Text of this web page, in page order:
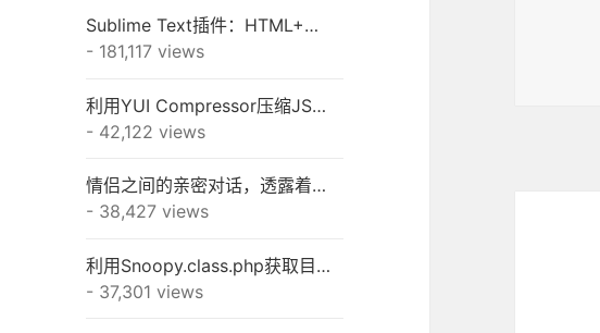
Sublime Text插件：HTML+CSS+JAVASCRIPT+JSON快速格式化
- 181,117 views
利用YUI Compressor压缩JS/CSS之终极秘籍
- 42,122 views
情侣之间的亲密对话，透露着一种淡淡的幸福！
- 38,427 views
利用Snoopy.class.php获取目标网站的META信息
- 37,301 views